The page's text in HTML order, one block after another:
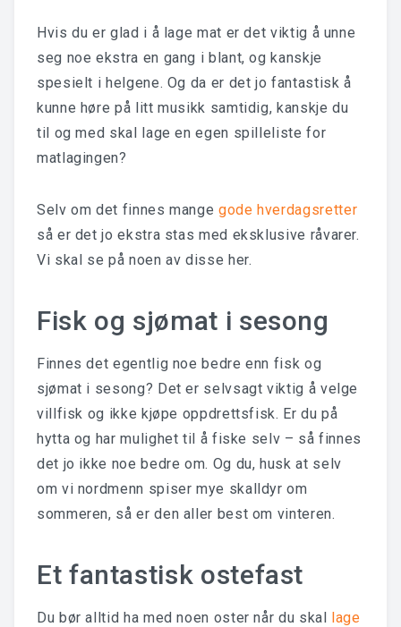
Hvis du er glad i å lage mat er det viktig å unne
seg noe ekstra en gang i blant, og kanskje
spesielt i helgene. Og da er det jo fantastisk å
kunne høre på litt musikk samtidig, kanskje du
til og med skal lage en egen spilleliste for
matlagingen?
Selv om det finnes mange gode hverdagsretter
så er det jo ekstra stas med eksklusive råvarer.
Vi skal se på noen av disse her.
Fisk og sjømat i sesong
Finnes det egentlig noe bedre enn fisk og
sjømat i sesong? Det er selvsagt viktig å velge
villfisk og ikke kjøpe oppdrettsfisk. Er du på
hytta og har mulighet til å fiske selv – så finnes
det jo ikke noe bedre om. Og du, husk at selv
om vi nordmenn spiser mye skalldyr om
sommeren, så er den aller best om vinteren.
Et fantastisk ostefast
Du bør alltid ha med noen oster når du skal lage